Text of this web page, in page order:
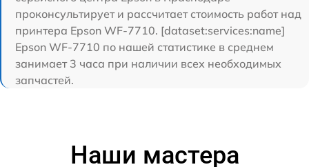
проконсультирует и рассчитает стоимость работ над
принтера Epson WF-7710. [dataset:services:name]
Epson WF-7710 по нашей статистике в среднем
занимает 3 часа при наличии всех необходимых
запчастей.
Наши мастера